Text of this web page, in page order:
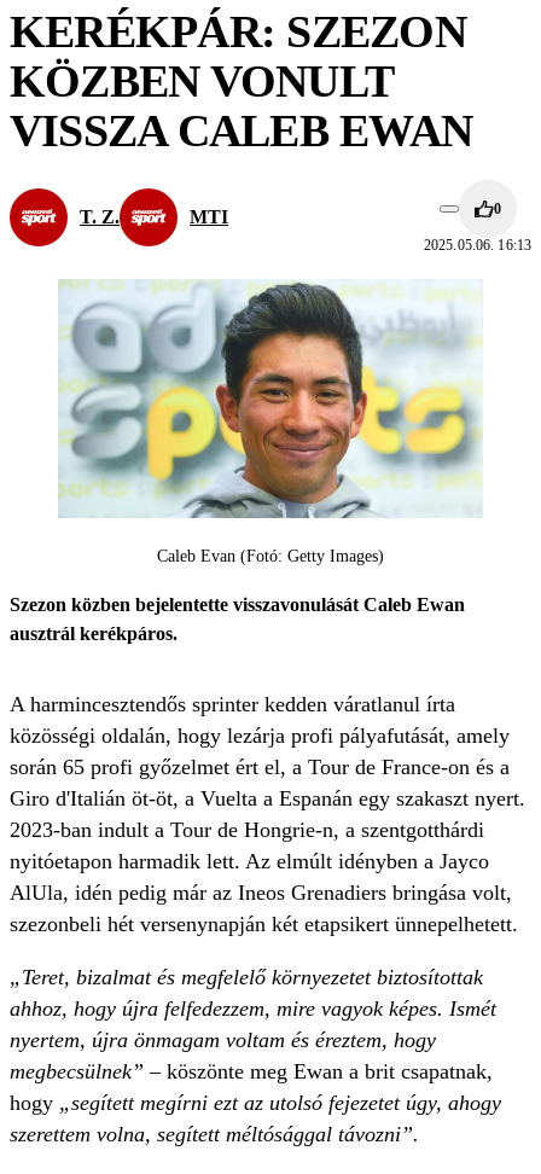
KERÉKPÁR: SZEZON
KÖZBEN VONULT
VISSZA CALEB EWAN
T. Z. MTI 0
2025.05.06. 16:13
Caleb Evan (Fotó: Getty Images)
Szezon közben bejelentette visszavonulását Caleb Ewan
ausztrál kerékpáros.
A harmincesztendős sprinter kedden váratlanul írta
közösségi oldalán, hogy lezárja profi pályafutását, amely
során 65 profi győzelmet ért el, a Tour de France-on és a
Giro d'Italián öt-öt, a Vuelta a Espanán egy szakaszt nyert.
2023-ban indult a Tour de Hongrie-n, a szentgotthárdi
nyitóetapon harmadik lett. Az elmúlt idényben a Jayco
AlUla, idén pedig már az Ineos Grenadiers bringása volt,
szezonbeli hét versenynapján két etapsikert ünnepelhetett.
„Teret, bizalmat és megfelelő környezetet biztosítottak
ahhoz, hogy újra felfedezzem, mire vagyok képes. Ismét
nyertem, újra önmagam voltam és éreztem, hogy
megbecsülnek” – köszönte meg Ewan a brit csapatnak,
hogy „segített megírni ezt az utolsó fejezetet úgy, ahogy
szerettem volna, segített méltósággal távozni”.